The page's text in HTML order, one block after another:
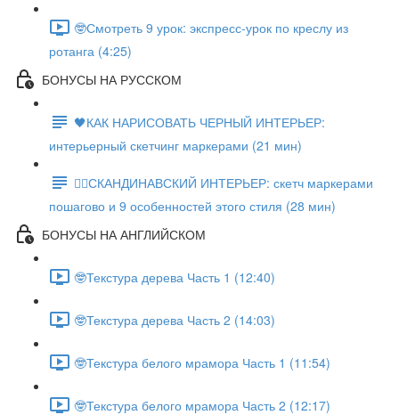
🤓Смотреть 9 урок: экспресс-урок по креслу из
ротанга (4:25)
БОНУСЫ НА РУССКОМ
🖤КАК НАРИСОВАТЬ ЧЕРНЫЙ ИНТЕРЬЕР:
интерьерный скетчинг маркерами (21 мин)
✍🏼СКАНДИНАВСКИЙ ИНТЕРЬЕР: скетч маркерами
пошагово и 9 особенностей этого стиля (28 мин)
БОНУСЫ НА АНГЛИЙСКОМ
🤓Текстура дерева Часть 1 (12:40)
🤓Текстура дерева Часть 2 (14:03)
🤓Текстура белого мрамора Часть 1 (11:54)
🤓Текстура белого мрамора Часть 2 (12:17)